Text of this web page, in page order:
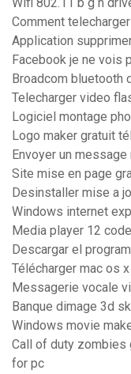
Wifi 802.11 b g n
Comment
Application
Facebook je ne vois
Broadcom bluetooth
Telecharger video
Logiciel montage
Logo maker gratuit
Envoyer un
Site mise en page
Desinstaller mise a
Windows internet
Media player 12
Descargar el
Télécharger mac os
Messagerie vocale
Banque dimage 3d
Windows movie
Call of duty zombies
for pc